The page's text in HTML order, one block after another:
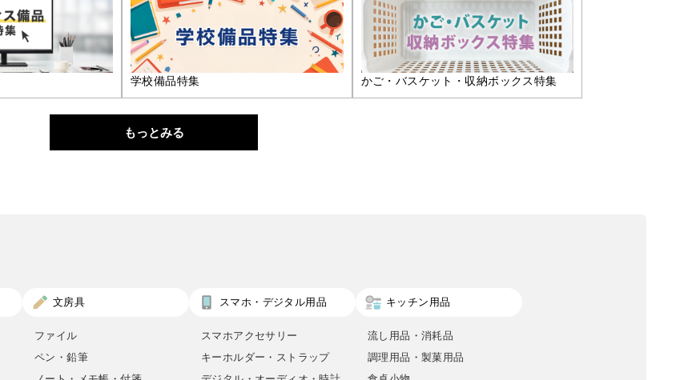
学校備品特集 かご・バスケット・収納ボックス特集
もっとみる
文房具
ファイル
ペン・鉛筆
スマホ・デジタル用品
スマホアクセサリー
キーホルダー・ストラップ
キッチン用品
流し用品・消耗品
調理用品・製菓用品